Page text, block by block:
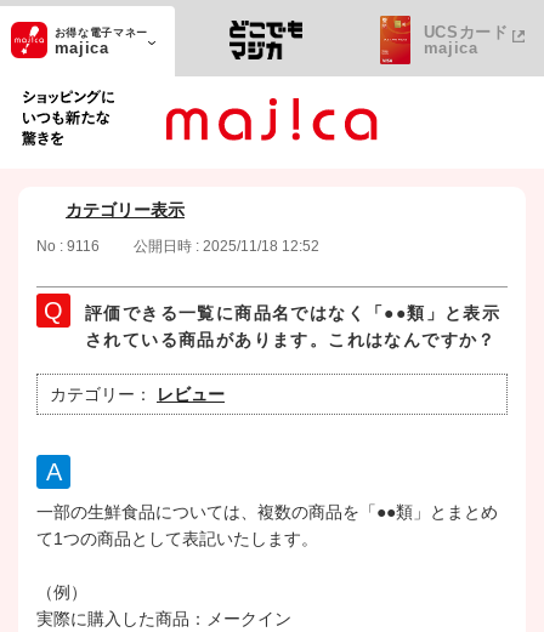
ショッピングにいつも新たな驚きを
お得な電子マネー
majica
UCSカード
majica
カテゴリー表示
No : 9116 公開日時 : 2025/11/18 12:52
評価できる一覧に商品名ではなく「●●類」と表示
されている商品があります。これはなんですか？
カテゴリー： レビュー
一部の生鮮食品については、複数の商品を「●●類」とまとめ
て1つの商品として表記いたします。
（例）
実際に購入した商品：メークイン